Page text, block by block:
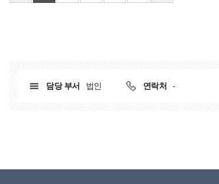
담당 부서 법인 연락처 -